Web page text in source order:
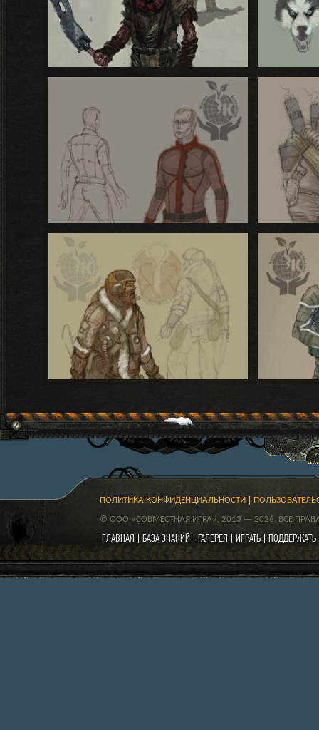
ПОЛИТИКА КОНФИДЕНЦИАЛЬНОСТИ
© ООО «СОВМЕСТНАЯ ИГРА», 2013 — 2026. ВСЕ
ГЛАВНАЯ БАЗА ЗНАНИЙ ГАЛЕРЕЯ ИГРАТЬ ПОДДЕРЖАТЬ